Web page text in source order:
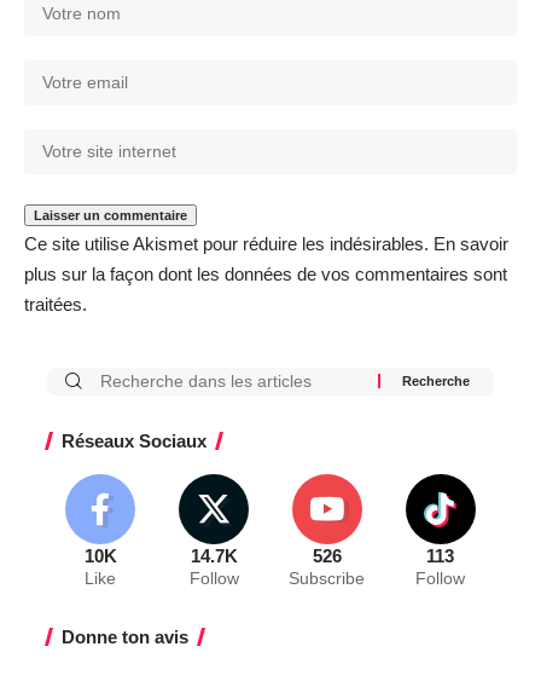
Ce site utilise Akismet pour réduire les indésirables. En savoir
plus sur la façon dont les données de vos commentaires sont
traitées.
Réseaux Sociaux
10K
Like
14.7K
Follow
526
Subscribe
113
Follow
Donne ton avis